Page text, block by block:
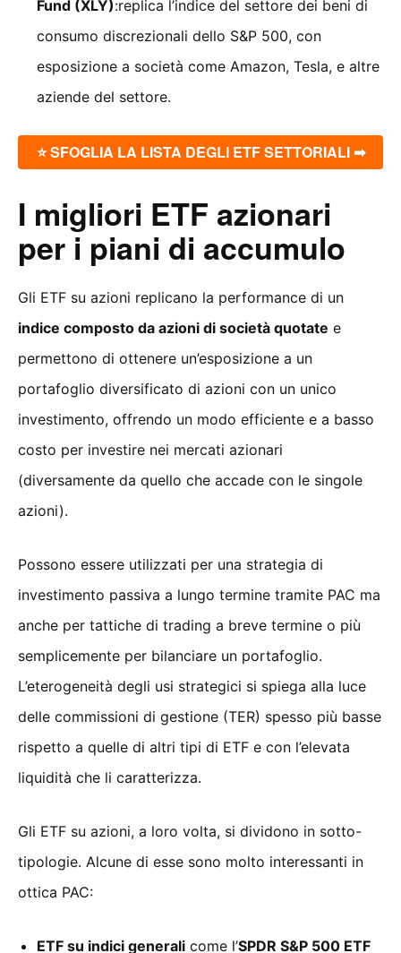
Fund (XLY):replica l’indice del settore dei beni di
consumo discrezionali dello S&P 500, con
esposizione a società come Amazon, Tesla, e altre
aziende del settore.
⭐ SFOGLIA LA LISTA DEGLI ETF SETTORIALI ➡
I migliori ETF azionari
per i piani di accumulo
Gli ETF su azioni replicano la performance di un
indice composto da azioni di società quotate e
permettono di ottenere un’esposizione a un
portafoglio diversificato di azioni con un unico
investimento, offrendo un modo efficiente e a basso
costo per investire nei mercati azionari
(diversamente da quello che accade con le singole
azioni).
Possono essere utilizzati per una strategia di
investimento passiva a lungo termine tramite PAC ma
anche per tattiche di trading a breve termine o più
semplicemente per bilanciare un portafoglio.
L’eterogeneità degli usi strategici si spiega alla luce
delle commissioni di gestione (TER) spesso più basse
rispetto a quelle di altri tipi di ETF e con l’elevata
liquidità che li caratterizza.
Gli ETF su azioni, a loro volta, si dividono in sotto-
tipologie. Alcune di esse sono molto interessanti in
ottica PAC:
ETF su indici generali come l’SPDR S&P 500 ETF